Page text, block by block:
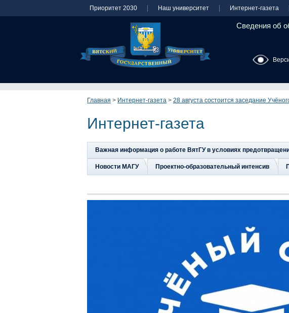
Приоритет 2030 Наш университет Интернет-газета
Сведения об
Главная > Интернет-газета > 28 августа состоится заседание
Интернет-газета
Важная информация о работе ВятГУ в условиях
Новости МАГУ Проектно-образовательный интенсив